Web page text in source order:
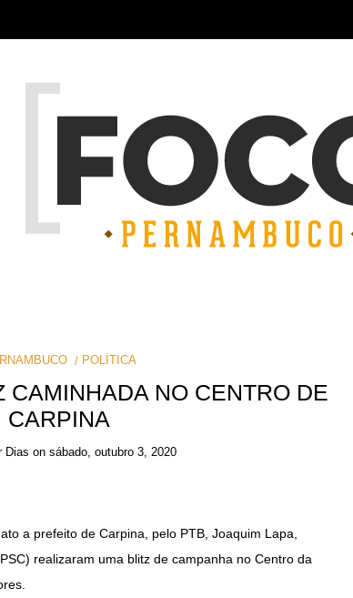
POLÍTICA
CAMINHADA NO CENTRO DE
CARPINA
Dias onsábado, outubro 3, 2020
a prefeito de Carpina, pelo PTB, Joaquim Lapa,
realizaram uma blitz de campanha no Centro da